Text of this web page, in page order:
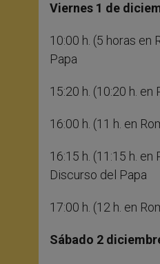
Viernes 1 de
10:00 h. (5 horas en
Papa
15:20 h. (10:20 h.
16:00 h. (11 h. en
16:15 h. (11:15 h. en
Discurso del Papa
17:00 h. (12 h. en
Sábado 2